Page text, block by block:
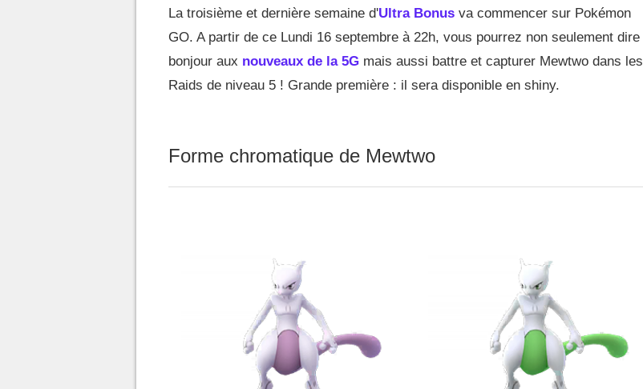
La troisième et dernière semaine d'Ultra Bonus va commencer sur Pokémon
GO. A partir de ce Lundi 16 septembre à 22h, vous pourrez non seulement dire
bonjour aux nouveaux de la 5G mais aussi battre et capturer Mewtwo dans les
Raids de niveau 5 ! Grande première : il sera disponible en shiny.
Forme chromatique de Mewtwo